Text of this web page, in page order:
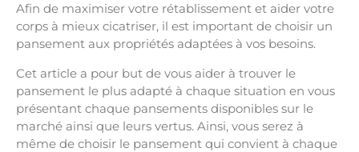
Afin de maximiser votre rétablissement et aider votre
corps à mieux cicatriser, il est important de choisir un
pansement aux propriétés adaptées à vos besoins.
Cet article a pour but de vous aider à trouver le
pansement le plus adapté à chaque situation en vous
présentant chaque pansements disponibles sur le
marché ainsi que leurs vertus. Ainsi, vous serez à
même de choisir le pansement qui convient à chaque